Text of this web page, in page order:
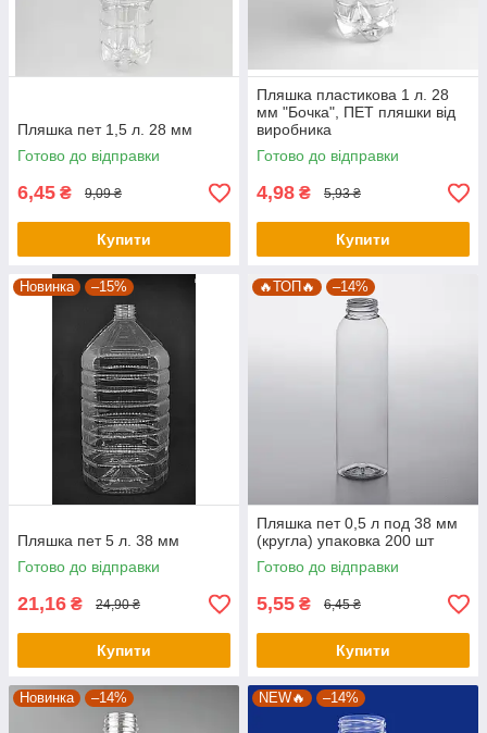
Пляшка пет 1,5 л. 28 мм
Готово до відправки
6,45 ₴ 9,09 ₴
Купити
Пляшка пластикова 1 л. 28
мм "Бочка", ПЕТ пляшки від
виробника
Готово до відправки
4,98 ₴ 5,93 ₴
Купити
Новинка –15%
Пляшка пет 5 л. 38 мм
Готово до відправки
21,16 ₴ 24,90 ₴
Купити
🔥ТОП🔥 –14%
Пляшка пет 0,5 л под 38 мм
(кругла) упаковка 200 шт
Готово до відправки
5,55 ₴ 6,45 ₴
Купити
Новинка –14% NEW🔥 –14%